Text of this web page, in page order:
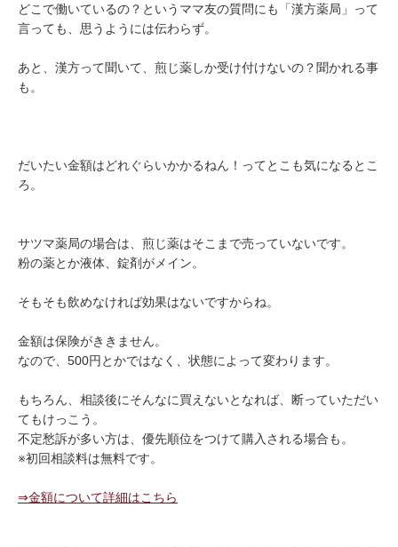
どこで働いているの？というママ友の質問にも「漢方薬局」って
言っても、思うようには伝わらず。
あと、漢方って聞いて、煎じ薬しか受け付けないの？聞かれる事
も。
だいたい金額はどれぐらいかかるねん！ってとこも気になるとこ
ろ。
サツマ薬局の場合は、煎じ薬はそこまで売っていないです。
粉の薬とか液体、錠剤がメイン。
そもそも飲めなければ効果はないですからね。
金額は保険がききません。
なので、500円とかではなく、状態によって変わります。
もちろん、相談後にそんなに買えないとなれば、断っていただい
てもけっこう。
不定愁訴が多い方は、優先順位をつけて購入される場合も。
※初回相談料は無料です。
⇒金額について詳細はこちら